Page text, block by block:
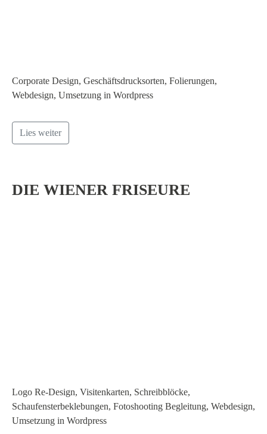
Corporate Design, Geschäftsdrucksorten, Folierungen,
Webdesign, Umsetzung in Wordpress
Lies weiter
DIE WIENER FRISEURE
Logo Re-Design, Visitenkarten, Schreibblöcke,
Schaufensterbeklebungen, Fotoshooting Begleitung, Webdesign,
Umsetzung in Wordpress